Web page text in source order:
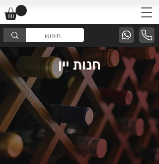
חנות יין